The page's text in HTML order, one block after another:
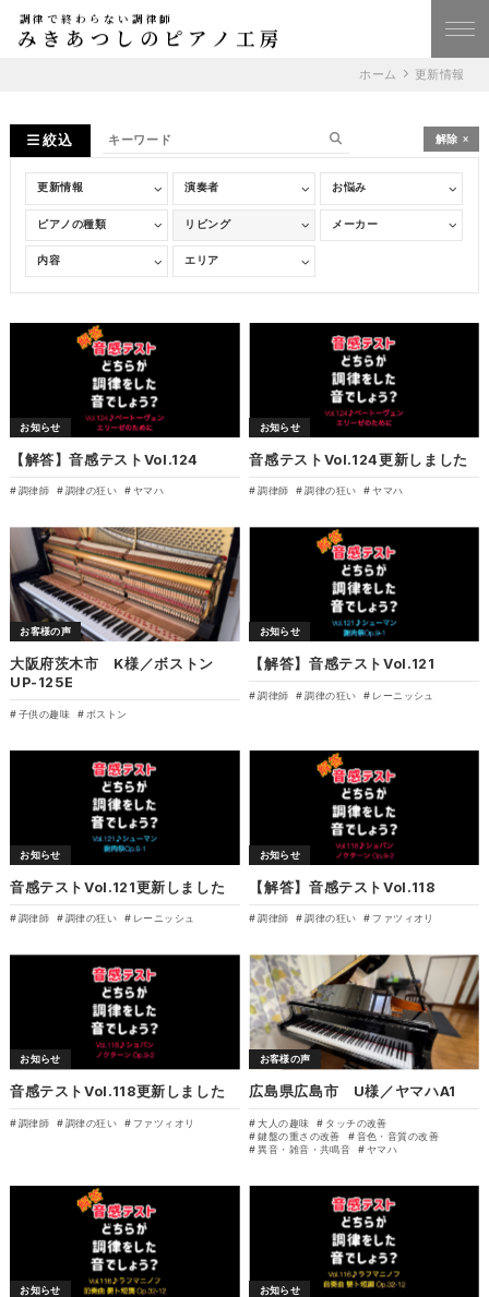
調律で終わらない調律師
みきあつしのピアノ工房
ホーム 更新情報
絞込 解除
お知らせ
【解答】音感テストVol.124
調律師 調律の狂い ヤマハ
お知らせ
音感テストVol.124更新しました
調律師 調律の狂い ヤマハ
お客様の声
大阪府茨木市 K様／ボストン
UP-125E
子供の趣味 ボストン
お知らせ
【解答】音感テストVol.121
調律師 調律の狂い レーニッシュ
お知らせ
音感テストVol.121更新しました
調律師 調律の狂い レーニッシュ
お知らせ
【解答】音感テストVol.118
調律師 調律の狂い ファツィオリ
お知らせ
音感テストVol.118更新しました
調律師 調律の狂い ファツィオリ
お客様の声
広島県広島市 U様／ヤマハA1
大人の趣味
タッチの改善
鍵盤の重さの改善
音色・音質の改善
異音・雑音・共鳴音
ヤマハ
お知らせ お知らせ